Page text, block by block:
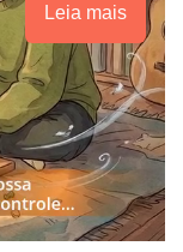
Leia mais